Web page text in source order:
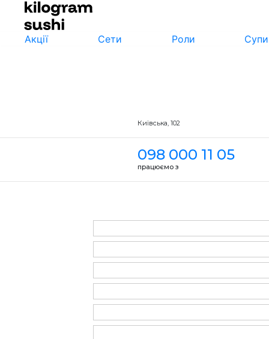
Акції Сети Роли Супи
Київська, 102
098 000 11 05
працюємо з